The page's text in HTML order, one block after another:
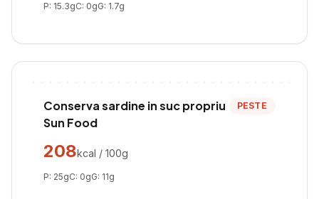
P: 15.3gC: 0gG: 1.7g
Conserva sardine in suc propriu
Sun Food
PESTE
208kcal / 100g
P: 25gC: 0gG: 11g